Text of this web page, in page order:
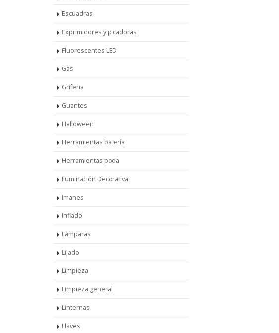
Escuadras
Exprimidores y picadoras
Fluorescentes LED
Gas
Griferia
Guantes
Halloween
Herramientas batería
Herramientas poda
Iluminación Decorativa
Imanes
Inflado
Lámparas
Lijado
Limpieza
Limpieza general
Linternas
Llaves